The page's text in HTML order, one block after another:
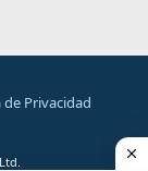
de Privacidad